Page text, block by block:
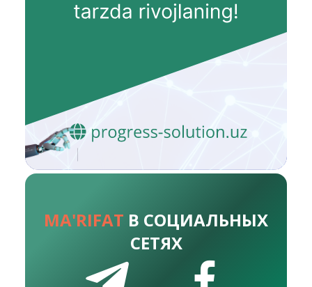
MA'RIFAT В СОЦИАЛЬНЫХ
СЕТЯХ